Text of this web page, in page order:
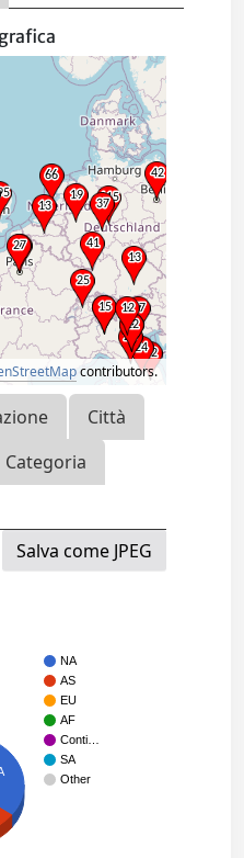
contributors.
Città
Categoria
Salva come JPEG
NA
AS
EU
AF
Conti…
SA
Other